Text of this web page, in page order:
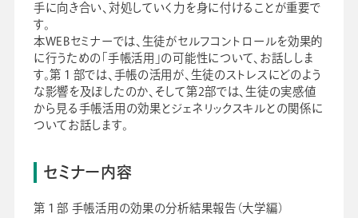
手に向き合い、対処していく力を身に付けることが重要で
す。
本WEBセミナーでは、生徒がセルフコントロールを効果的
に行うための「手帳活用」の可能性について、お話ししま
す。第１部では、手帳の活用が、生徒のストレスにどのよう
な影響を及ぼしたのか、そして第2部では、生徒の実感値
から見る手帳活用の効果とジェネリックスキルとの関係に
ついてお話します。
セミナー内容
第１部 手帳活用の効果の分析結果報告（大学編）